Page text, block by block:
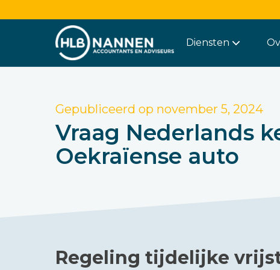
Diensten
Gepubliceerd op november 5, 2024
Vraag Nederlands
Oekraïense auto
Regeling tijdelijke